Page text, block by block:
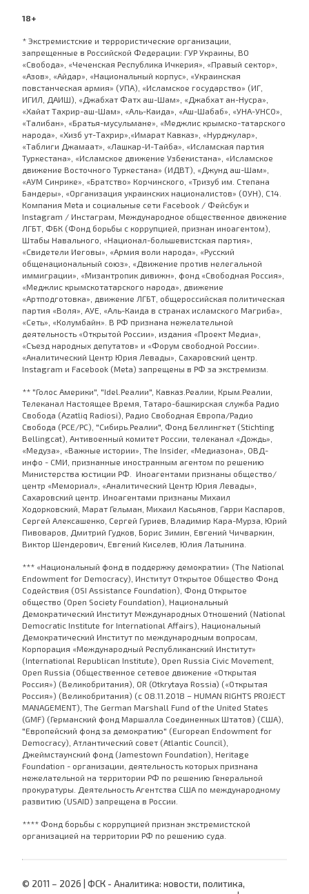
18+
* Экстремистские и террористические организации,
запрещенные в Российской Федерации: ГУР Украины, ВО
«Свобода», «Чеченская Республика Ичкерия», «Правый сектор»,
«Азов», «Айдар», «Национальный корпус», «Украинская
повстанческая армия» (УПА), «Исламское государство» (ИГ,
ИГИЛ, ДАИШ), «Джабхат Фатх аш-Шам», «Джабхат ан-Нусра»,
«Хайат Тахрир-аш-Шам», «Аль-Каида», «Аш-Шабаб», «УНА-УНСО»,
«Талибан», «Братья-мусульмане», «Меджлис крымско-татарского
народа», «Хизб ут-Тахрир»,«Имарат Кавказ», «Нурджулар»,
«Таблиги Джамаат», «Лашкар-И-Тайба», «Исламская партия
Туркестана», «Исламское движение Узбекистана», «Исламское
движение Восточного Туркестана» (ИДВТ), «Джунд аш-Шам»,
«АУМ Синрике», «Братство» Корчинского, «Тризуб им. Степана
Бандеры», «Организация украинских националистов» (ОУН), С14.
Компания Meta и социальные сети Facebook / Фейсбук и
Instagram / Инстаграм, Международное общественное движение
ЛГБТ, ФБК (Фонд борьбы с коррупцией, признан иноагентом),
Штабы Навального, «Национал-большевистская партия»,
«Свидетели Иеговы», «Армия воли народа», «Русский
общенациональный союз», «Движение против нелегальной
иммиграции», «Мизантропик дивижн», фонд «Свободная Россия»,
«Меджлис крымскотатарского народа», движение
«Артподготовка», движение ЛГБТ, общероссийская политическая
партия «Воля», АУЕ, «Аль-Каида в странах исламского Магриба»,
«Сеть», «Колумбайн». В РФ признана нежелательной
деятельность «Открытой России», издания «Проект Медиа»,
«Съезд народных депутатов» и «Форум свободной России».
«Аналитический Центр Юрия Левады», Сахаровский центр.
Instagram и Facebook (Metа) запрещены в РФ за экстремизм.
** "Голос Америки", "Idel.Реалии", Кавказ.Реалии, Крым.Реалии,
Телеканал Настоящее Время, Татаро-башкирская служба Радио
Свобода (Azatliq Radiosi), Радио Свободная Европа/Радио
Свобода (PCE/PC), "Сибирь.Реалии", Фонд Беллингкет (Stichting
Bellingcat), Антивоенный комитет России, телеканал «Дождь»,
«Медуза», «Важные истории», The Insider, «Медиазона», ОВД-
инфо - СМИ, признанные иностранным агентом по решению
Министерства юстиции РФ. Иноагентами признаны общество/
центр «Мемориал», «Аналитический Центр Юрия Левады»,
Сахаровский центр. Иноагентами признаны Михаил
Ходорковский, Марат Гельман, Михаил Касьянов, Гарри Каспаров,
Сергей Алексашенко, Сергей Гуриев, Владимир Кара-Мурза, Юрий
Пивоваров, Дмитрий Гудков, Борис Зимин, Евгений Чичваркин,
Виктор Шендерович, Евгений Киселев, Юлия Латынина.
*** «Национальный фонд в поддержку демократии» (The National
Endowment for Democracy), Институт Открытое Общество Фонд
Содействия (OSI Assistance Foundation), Фонд Открытое
общество (Open Society Foundation), Национальный
Демократический Институт Международных Отношений (National
Democratic Institute for International Affairs), Национальный
Демократический Институт по международным вопросам,
Корпорация «Международный Республиканский Институт»
(International Republican Institute), Open Russia Civic Movement,
Open Russia (Общественное сетевое движение «Открытая
Россия») (Великобритания), OR (Otkrytaya Rossia) («Открытая
Россия») (Великобритания) (с 08.11.2018 – HUMAN RIGHTS PROJECT
MANAGEMENT), The German Marshall Fund of the United States
(GMF) (Германский фонд Маршалла Соединенных Штатов) (США),
"Европейский фонд за демократию" (European Endowment for
Democracy), Атлантический совет (Atlantic Council),
Джеймстаунский фонд (Jamestown Foundation), Heritage
Foundation - организации, деятельность которых признана
нежелательной на территории РФ по решению Генеральной
прокуратуры. Деятельность Агентства США по международному
развитию (USAID) запрещена в России.
**** Фонд борьбы с коррупцией признан экстремистской
организацией на территории РФ по решению суда.
© 2011 – 2026 | ФСК - Аналитика: новости, политика,